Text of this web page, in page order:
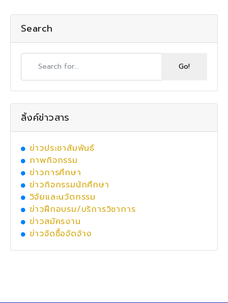
Search
ลิ้งค์ข่าวสาร
ข่าวประชาสัมพันธ์
ภาพกิจกรรม
ข่าวการศึกษา
ข่าวกิจกรรมนักศึกษา
วิจัยและนวัตกรรม
ข่าวฝึกอบรม/บริการวิชาการ
ข่าวสมัครงาน
ข่าวจัดซื้อจัดจ้าง